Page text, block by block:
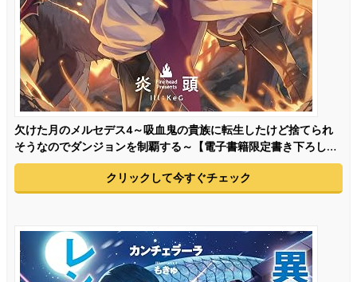
欠けた月のメルセデス4～吸血鬼の貴族に転生したけど捨てられ
そうなのでダンジョンを制覇する～【電子書籍限定書き下ろしSS
付き】
クリックして今すぐチェック